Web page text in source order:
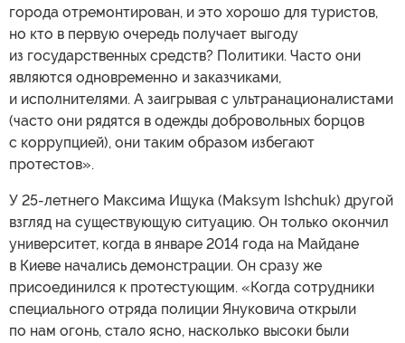
города отремонтирован, и это хорошо для туристов,
но кто в первую очередь получает выгоду
из государственных средств? Политики. Часто они
являются одновременно и заказчиками,
и исполнителями. А заигрывая с ультранационалистами
(часто они рядятся в одежды добровольных борцов
с коррупцией), они таким образом избегают
протестов».
У 25-летнего Максима Ищука (Maksym Ishchuk) другой
взгляд на существующую ситуацию. Он только окончил
университет, когда в январе 2014 года на Майдане
в Киеве начались демонстрации. Он сразу же
присоединился к протестующим. «Когда сотрудники
специального отряда полиции Януковича открыли
по нам огонь, стало ясно, насколько высоки были